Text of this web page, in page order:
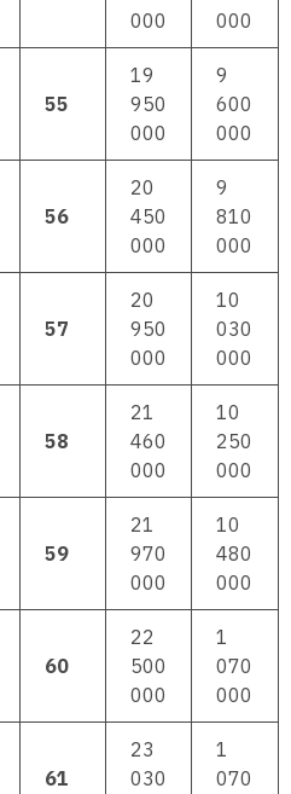
000
000
55
19
950
000
9
600
000
56
20
450
000
9
810
000
57
20
950
000
10
030
000
58
21
460
000
10
250
000
59
21
970
000
10
480
000
60
22
500
000
1
070
000
61
23
030
1
070